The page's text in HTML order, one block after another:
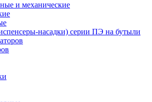
и механические
насадки) серии ПЭ на бутыли